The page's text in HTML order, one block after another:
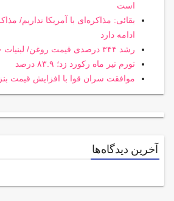
است
بقائی: مذاکره‌ای با آمریکا نداریم/
ادامه دارد
رشد ۳۴۴ درصدی قیمت روغن/ لبنیات چقدر گران شد؟
تورم تیر ماه رکورد زد؛ ۸۳.۹ درصد
موافقت سران قوا با افزایش قیمت
آخرین دیدگاه‌ها